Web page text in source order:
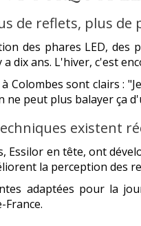
de reflets, plus de
des phares LED,
dix ans. L'hiver, c'est
Colombes sont clairs :
ne peut plus balayer ça
existent
Essilor en tête, ont
la perception des
adaptées pour la
France.